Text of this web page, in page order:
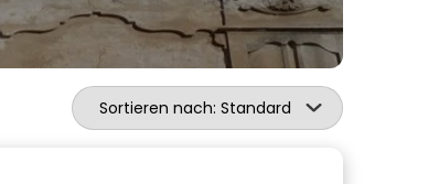
Sortieren nach: Standard